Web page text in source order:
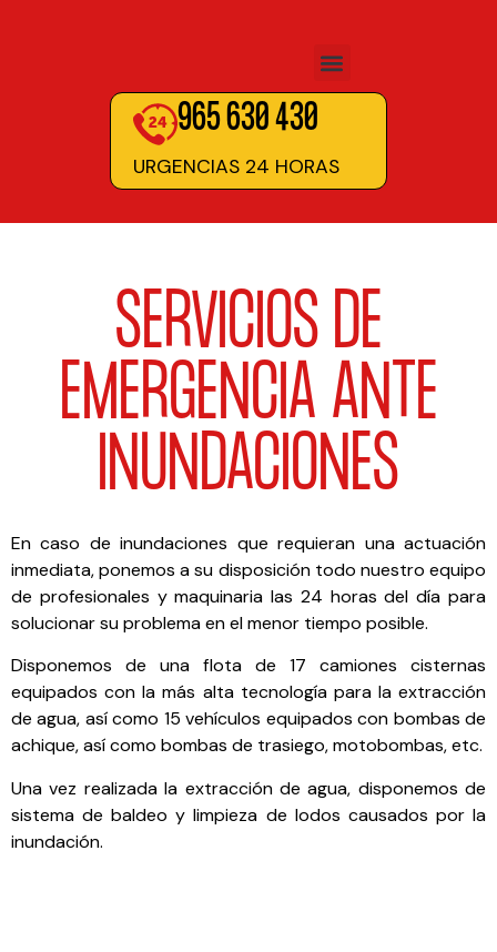
965 630 430
URGENCIAS 24 HORAS
SERVICIOS DE
EMERGENCIA ANTE
INUNDACIONES
En caso de inundaciones que requieran una actuación
inmediata, ponemos a su disposición todo nuestro equipo
de profesionales y maquinaria las 24 horas del día para
solucionar su problema en el menor tiempo posible.
Disponemos de una flota de 17 camiones cisternas
equipados con la más alta tecnología para la extracción
de agua, así como 15 vehículos equipados con bombas de
achique, así como bombas de trasiego, motobombas, etc.
Una vez realizada la extracción de agua, disponemos de
sistema de baldeo y limpieza de lodos causados por la
inundación.